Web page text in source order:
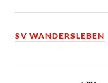
SV WANDERSLEBEN